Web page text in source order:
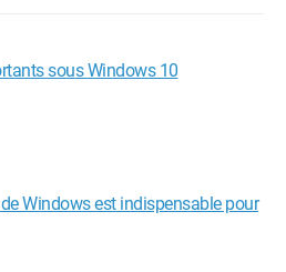
sous Windows 10
Windows est indispensable pour